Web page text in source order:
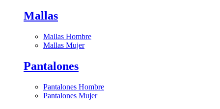
Mallas
Mallas Hombre
Mallas Mujer
Pantalones
Pantalones Hombre
Pantalones Mujer